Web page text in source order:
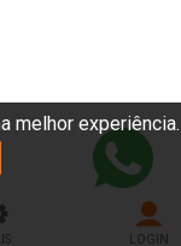
melhor experiência.
LOGIN